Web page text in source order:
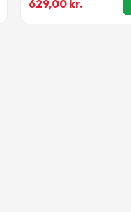
629,00 kr.